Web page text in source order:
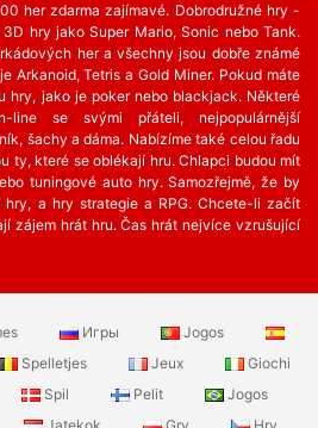
her zdarma zajímavé. Dobrodružné hry -
hry jako Super Mario, Sonic nebo Tank.
her a všechny jsou dobře známé
Arkanoid, Tetris a Gold Miner. Pokud máte
hry, jako je poker nebo blackjack. Některé
se svými přáteli, nejpopulárnější
šachy a dáma. Nabízíme také celou řadu
ty, které se oblékají hru. Chlapci budou mít
tuningové auto hry. Samozřejmě, že by
a hry strategie a RPG. Chcete-li začít
zájem hrát hru. Čas hrát nejvíce vzrušující
Игры
Jogos
Spelletjes Jeux
Giochi
Spil Pelit
Jogos